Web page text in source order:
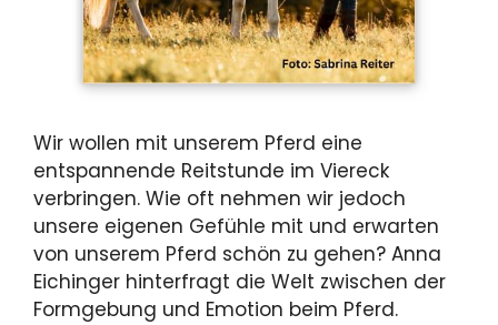
Wir wollen mit unserem Pferd eine
entspannende Reitstunde im Viereck
verbringen. Wie oft nehmen wir jedoch
unsere eigenen Gefühle mit und erwarten
von unserem Pferd schön zu gehen? Anna
Eichinger hinterfragt die Welt zwischen der
Formgebung und Emotion beim Pferd.